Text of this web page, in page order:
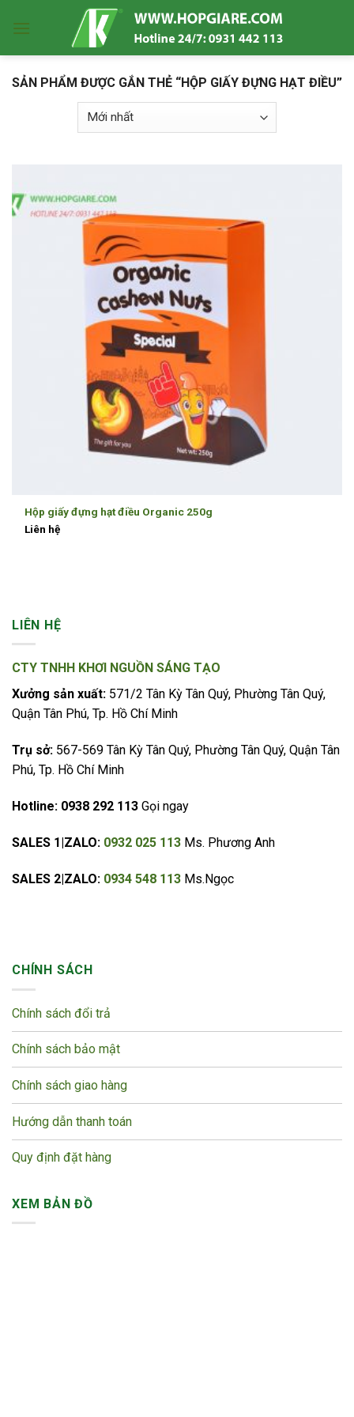
SẢN PHẨM ĐƯỢC GẮN THẺ “HỘP GIẤY ĐỰNG HẠT ĐIỀU”
Hộp giấy đựng hạt điều Organic 250g
Liên hệ
LIÊN HỆ
CTY TNHH KHƠI NGUỒN SÁNG TẠO
Xưởng sản xuất: 571/2 Tân Kỳ Tân Quý, Phường Tân Quý,
Quận Tân Phú, Tp. Hồ Chí Minh
Trụ sở: 567-569 Tân Kỳ Tân Quý, Phường Tân Quý, Quận Tân
Phú, Tp. Hồ Chí Minh
Hotline: 0938 292 113 Gọi ngay
SALES 1|ZALO: 0932 025 113 Ms. Phương Anh
SALES 2|ZALO: 0934 548 113 Ms.Ngọc
CHÍNH SÁCH
Chính sách đổi trả
Chính sách bảo mật
Chính sách giao hàng
Hướng dẫn thanh toán
Quy định đặt hàng
XEM BẢN ĐỒ